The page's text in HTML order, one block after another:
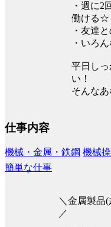
・週に2
働ける☆
・友達
・いろ
平日し
い！
そんなあ
仕事内容
機械・金属・鉄鋼 機械
簡単な仕事
＼金属製品
／